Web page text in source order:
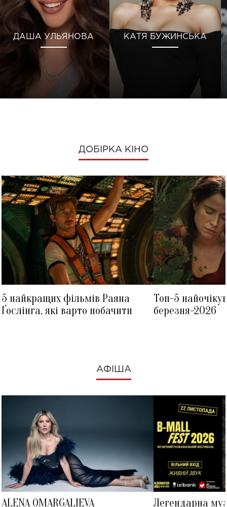
ДАША УЛЬЯНОВА КАТЯ БУЖИНСЬКА
ДОБІРКА КІНО
5 найкращих фільмів Раяна
Ґослінга, які варто побачити
Топ-5
березня-2026
АФІША
ALENA OMARGALIEVA
Легендарна